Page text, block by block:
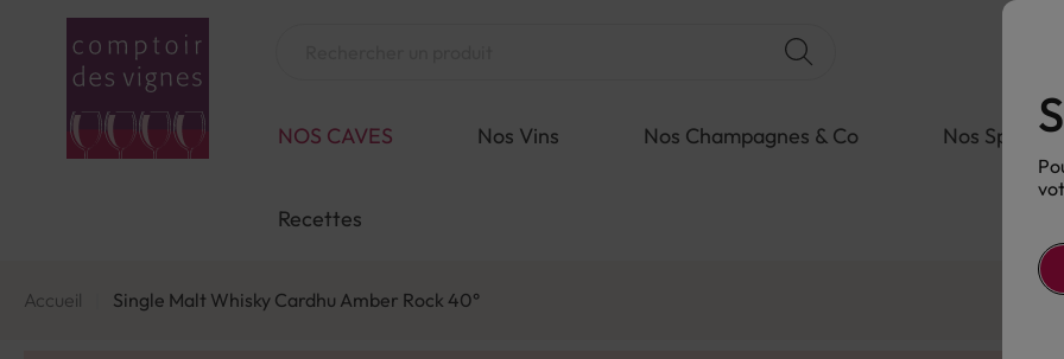
NOS CAVES Nos Vins Nos Champagnes & Co Nos
Recettes
Accueil Single Malt Whisky Cardhu Amber Rock 40°